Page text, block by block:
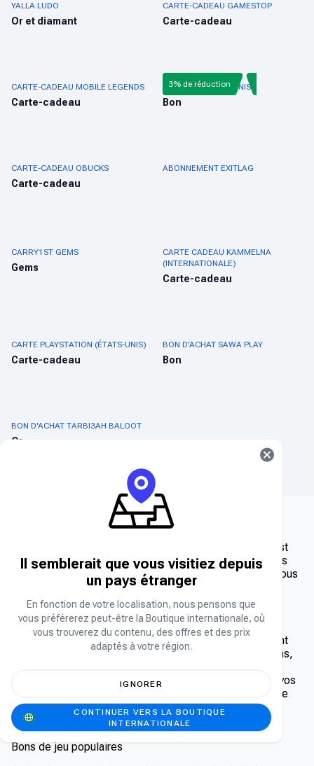
YALLA LUDO
Or et diamant
CARTE-CADEAU GAMESTOP
Carte-cadeau
CARTE-CADEAU MOBILE LEGENDS
Carte-cadeau
NINTENDO ÉTATS-UNIS
Bon
3% de réduction
CARTE-CADEAU OBUCKS
Carte-cadeau
ABONNEMENT EXITLAG
CARRY1ST GEMS
Gems
CARTE CADEAU KAMMELNA
(INTERNATIONALE)
Carte-cadeau
CARTE PLAYSTATION (ÉTATS-UNIS)
Carte-cadeau
BON D'ACHAT SAWA PLAY
Bon
BON D'ACHAT TARBI3AH BALOOT
Or
Chez Carry1st Shop, nous pensons que le jeu vidéo n'est
pas qu'un loisir, c'est un style de vie. C'est pourquoi nous
avons sélectionné une sélection de bons d'achat pour vous
aider à passer au niveau supérieur.
Que sont les bons d'achat de cartes-cadeaux de jeu ?
Les bons d'achat sont des codes numériques permettant
d'obtenir divers contenus de jeu, tels que des extensions,
de la monnaie ou des crédits de jeu, ainsi que des
abonnements. Grâce à eux, accédez instantanément à vos
jeux et contenus préférés sans quitter votre domicile. De
plus, ils constituent d'excellents cadeaux pour tous les
joueurs de votre entourage.
Bons de jeu populaires
Il semblerait que vous visitiez depuis
un pays étranger
En fonction de votre localisation, nous pensons que
vous préférerez peut-être la Boutique internationale, où
vous trouverez du contenu, des offres et des prix
adaptés à votre région.
IGNORER
CONTINUER VERS LA BOUTIQUE
INTERNATIONALE